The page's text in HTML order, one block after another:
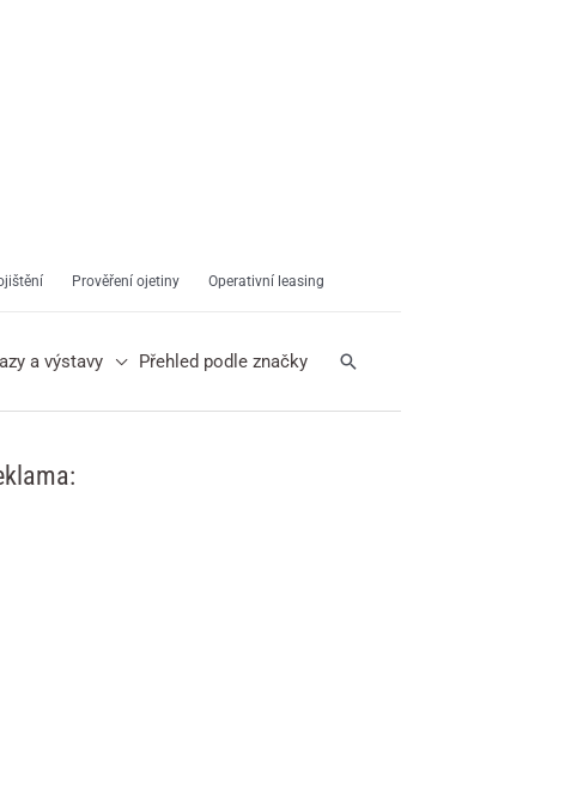
Prověření ojetiny Operativní leasing
a výstavy Přehled podle značky Hledat